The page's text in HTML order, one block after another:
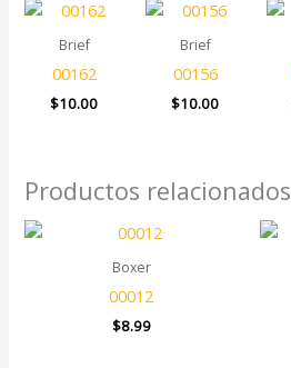
Brief
00162
$10.00
Brief
00156
$10.00
Productos relacionados
Boxer
00012
$8.99